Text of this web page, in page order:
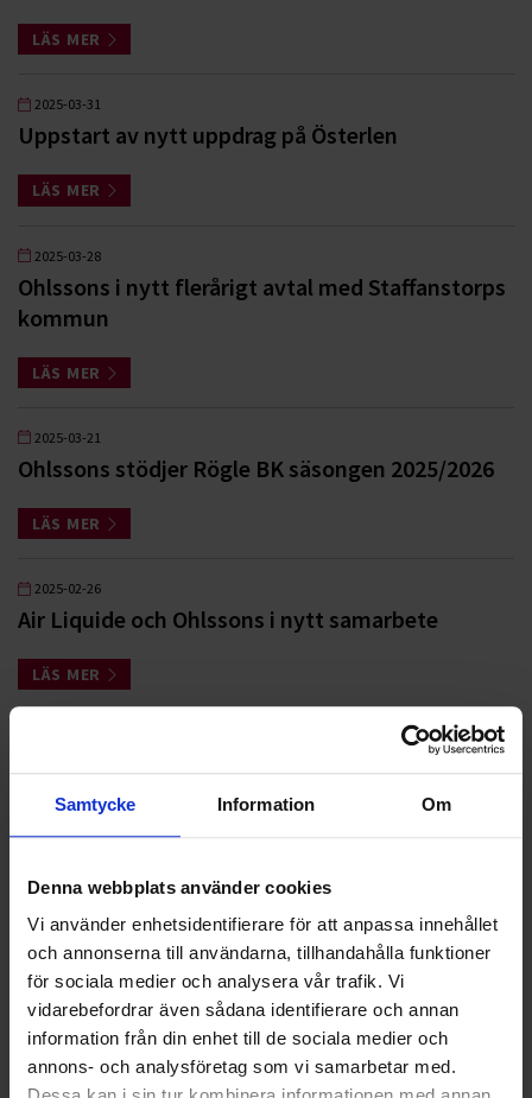
Samtycke Information Om
Denna webbplats använder cookies
Vi använder enhetsidentifierare för att anpassa innehållet
och annonserna till användarna, tillhandahålla funktioner
för sociala medier och analysera vår trafik. Vi
vidarebefordrar även sådana identifierare och annan
information från din enhet till de sociala medier och
annons- och analysföretag som vi samarbetar med.
LÄS MER
2025-03-31
Uppstart av nytt uppdrag på Österlen
LÄS MER
2025-03-28
Ohlssons i nytt flerårigt avtal med Staffanstorps
kommun
LÄS MER
2025-03-21
Ohlssons stödjer Rögle BK säsongen 2025/2026
LÄS MER
2025-02-26
Air Liquide och Ohlssons i nytt samarbete
LÄS MER
Air Liquide och Ohlssons i nytt samarbete
2024-08-15
Ohlssons i nytt renhållningsuppdrag i
Hässleholm
LÄS MER
2024-04-22